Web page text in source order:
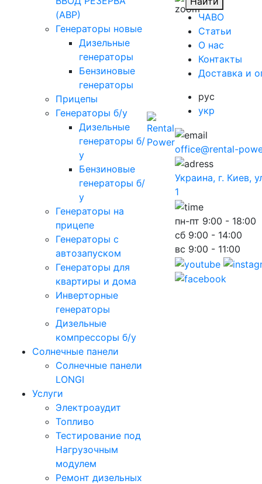
(АВР)
Генераторы новые
Дизельные
генераторы
Бензиновые
генераторы
Прицепы
Генераторы б/у
Дизельные
генераторы б/
у
Бензиновые
генераторы б/
у
Генераторы на
прицепе
Генераторы с
автозапуском
Генераторы для
квартиры и дома
Инверторные
генераторы
Дизельные
компрессоры б/у
Солнечные панели
Солнечные панели
LONGI
Услуги
Электроаудит
Топливо
Тестирование под
Нагрузочным
модулем
Ремонт дизельных
ЧАВО
Cтатьи
O нас
Контакты
Доставка и
рус
укр
office@rental-
Украина, г. Киев,
1
пн-пт 9:00 - 18:00
сб 9:00 - 14:00
вс 9:00 - 11:00